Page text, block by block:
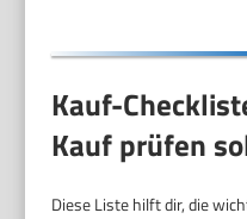
Kauf-
Kauf prüfen
Diese Liste hilft dir, die